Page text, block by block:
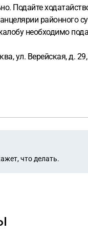
Подайте
районного
необходимо
ул. Верейская, д. 29,
что делать.